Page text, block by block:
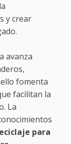
y crear
avanza
fomenta
facilitan la
La
para